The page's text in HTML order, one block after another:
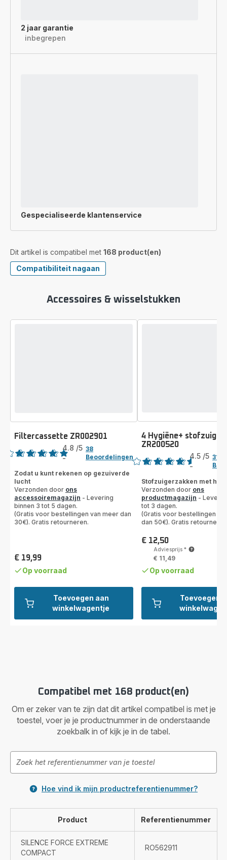
2 jaar garantie
inbegrepen
Gespecialiseerde klantenservice
Dit artikel is compatibel met 168 product(en)
Compatibiliteit nagaan
Accessoires & wisselstukken
Toevoegen aan
winkelwagentje
Filtercassette ZR002901
Beoordeling
4.8 /5
-
38
Beoordelingen
Zodat u kunt rekenen op gezuiverde
lucht
Verzonden door ons
accessoiremagazijn - Levering
binnen 3 tot 5 dagen.
(Gratis voor bestellingen van meer dan
30€). Gratis retourneren.
Prijs
€ 19,99
Op voorraad
Toevoegen
4 Hygiëne+
ZR200520
Beoordeling
4.5 /5
-
317
Stofzuigerzakken met
Verzonden door ons
productmagazijn -
tot 3 dagen.
(Gratis voor bestellingen
dan 50€). Gratis
Prijs
€ 12,50
Adviesprijs*
€ 11,49
Op voorraad
Compatibel met 168 product(en)
Om er zeker van te zijn dat dit artikel compatibel is met je
toestel, voer je je productnummer in de onderstaande
zoekbalk in of kijk je in de tabel.
Hoe vind ik mijn productreferentienummer?
Product Referentienummer
SILENCE FORCE EXTREME
COMPACT
RO562911